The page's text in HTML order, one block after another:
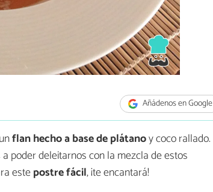
Añádenos en Google
flan hecho a base de plátanoy coco rallado.
poder deleitarnos con la mezcla de estos
estepostre fácil, ¡te encantará!